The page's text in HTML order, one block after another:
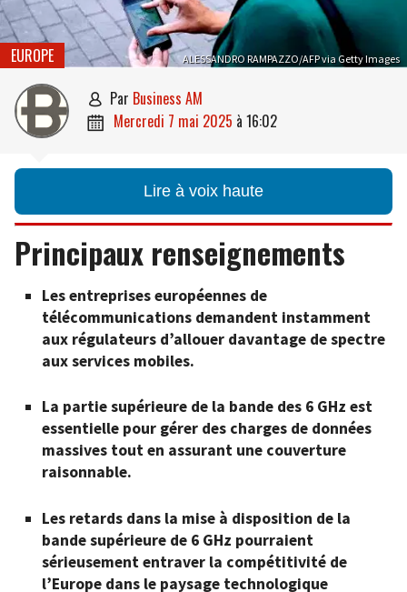
ALESSANDRO RAMPAZZO/AFP via Getty Images
EUROPE
 par Business AM
 mercredi 7 mai 2025 à 16:02
Lire à voix haute
Principaux renseignements
Les entreprises européennes de
télécommunications demandent instamment
aux régulateurs d’allouer davantage de spectre
aux services mobiles.
La partie supérieure de la bande des 6 GHz est
essentielle pour gérer des charges de données
massives tout en assurant une couverture
raisonnable.
Les retards dans la mise à disposition de la
bande supérieure de 6 GHz pourraient
sérieusement entraver la compétitivité de
l’Europe dans le paysage technologique